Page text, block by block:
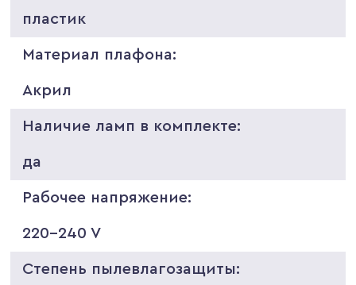
пластик
Материал плафона:
Акрил
Наличие ламп в комплекте:
да
Рабочее напряжение:
220-240 V
Степень пылевлагозащиты: